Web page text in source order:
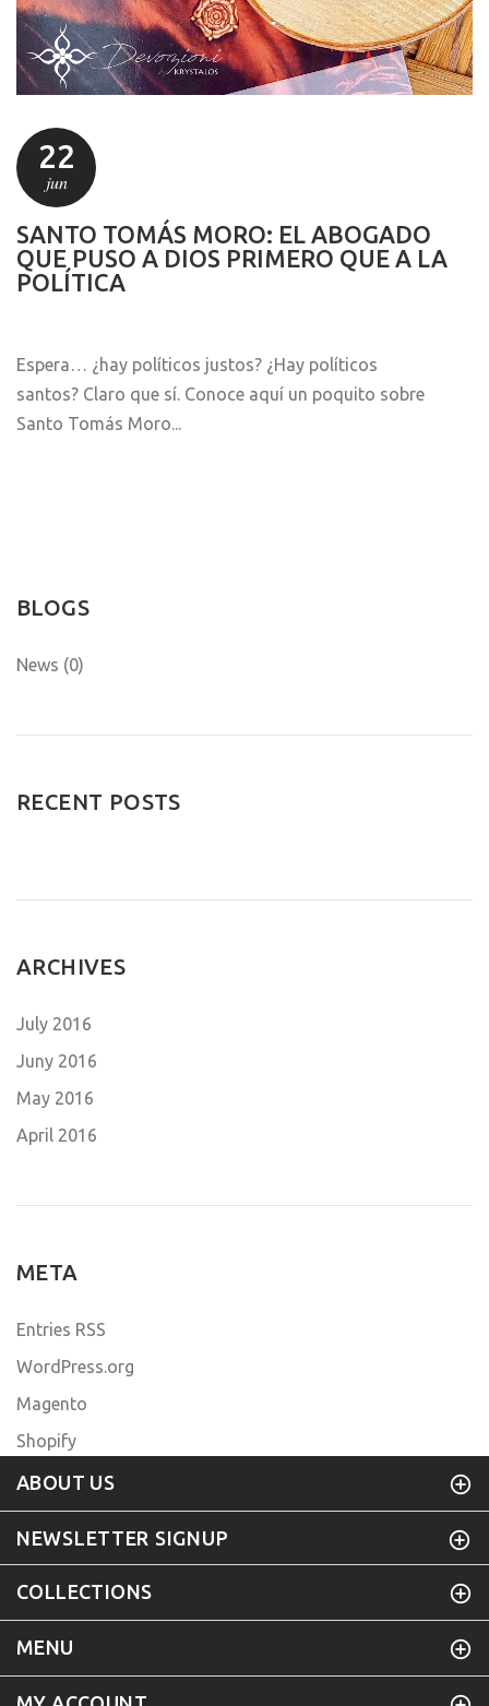
22
jun
SANTO TOMÁS MORO: EL ABOGADO
QUE PUSO A DIOS PRIMERO QUE A LA
POLÍTICA
Espera… ¿hay políticos justos? ¿Hay políticos
santos? Claro que sí. Conoce aquí un poquito sobre
Santo Tomás Moro...
BLOGS
News (0)
RECENT POSTS
ARCHIVES
July 2016
Juny 2016
May 2016
April 2016
META
Entries RSS
WordPress.org
Magento
Shopify
ABOUT US
NEWSLETTER SIGNUP
COLLECTIONS
MENU